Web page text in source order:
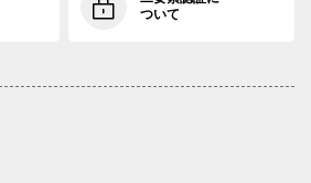
ついて